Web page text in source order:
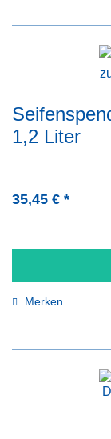
1,2 Liter
35,45 € *
Merken